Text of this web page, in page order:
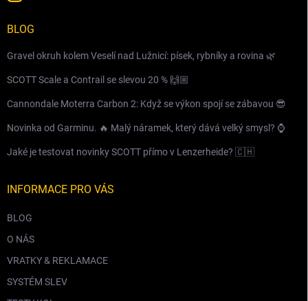
BLOG
Gravel okruh kolem Veselí nad Lužnicí: písek, rybníky a rovina 🌿
SCOTT Scale a Contrail se slevou 20 % 🙌🏼
Cannondale Moterra Carbon 2: Když se výkon spojí se zábavou 😎
Novinka od Garminu. 🔥 Malý náramek, který dává velký smysl? ⌚️
Jaké je testovat novinky SCOTT přímo v Lenzerheide? 🇨🇭
INFORMACE PRO VÁS
BLOG
O NÁS
VRATKY & REKLAMACE
SYSTÉM SLEV